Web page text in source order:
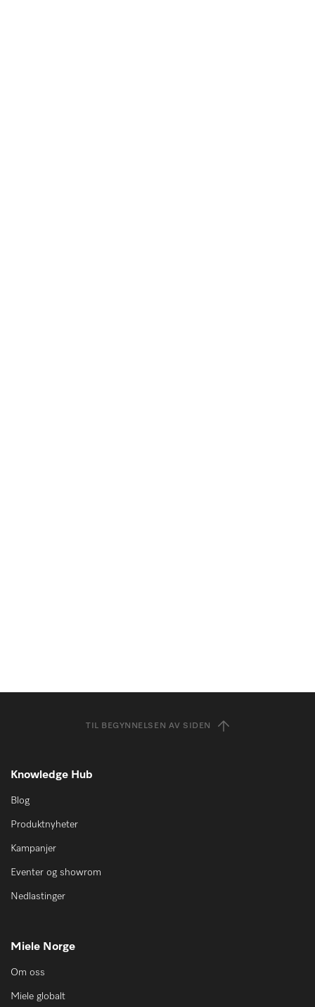
TIL BEGYNNELSEN AV SIDEN
Knowledge Hub
Blog
Produktnyheter
Kampanjer
Eventer og showrom
Nedlastinger
Miele Norge
Om oss
Miele globalt